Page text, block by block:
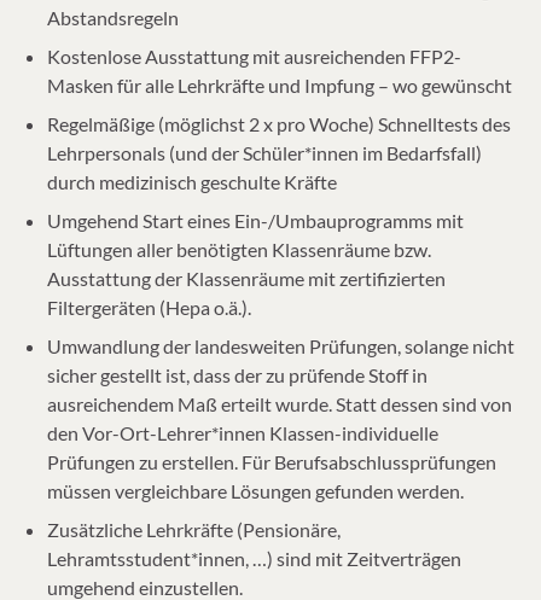
Abstandsregeln
Kostenlose Ausstattung mit ausreichenden FFP2-
Masken für alle Lehrkräfte und Impfung – wo gewünscht
Regelmäßige (möglichst 2 x pro Woche) Schnelltests des
Lehrpersonals (und der Schüler*innen im Bedarfsfall)
durch medizinisch geschulte Kräfte
Umgehend Start eines Ein-/Umbauprogramms mit
Lüftungen aller benötigten Klassenräume bzw.
Ausstattung der Klassenräume mit zertifizierten
Filtergeräten (Hepa o.ä.).
Umwandlung der landesweiten Prüfungen, solange nicht
sicher gestellt ist, dass der zu prüfende Stoff in
ausreichendem Maß erteilt wurde. Statt dessen sind von
den Vor-Ort-Lehrer*innen Klassen-individuelle
Prüfungen zu erstellen. Für Berufsabschlussprüfungen
müssen vergleichbare Lösungen gefunden werden.
Zusätzliche Lehrkräfte (Pensionäre,
Lehramtsstudent*innen, …) sind mit Zeitverträgen
umgehend einzustellen.